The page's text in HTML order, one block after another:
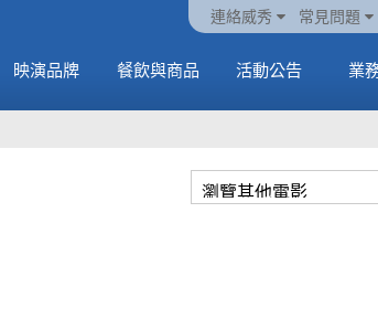
連絡威秀 常見問題
MORE
火熱預售中《橡樹街
末日》
MORE
映演品牌 餐飲與商品
MORE
🥤威秀獨家電影套餐
🥤全台熱賣中
MORE
活動公告 業